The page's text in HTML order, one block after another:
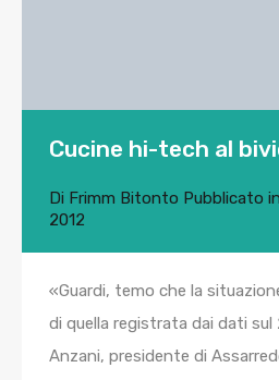
Cucine hi-tech al
Di Frimm Bitonto Pubblicato in
2012
«Guardi, temo che la
di quella registrata dai dati sul
Anzani, presidente di